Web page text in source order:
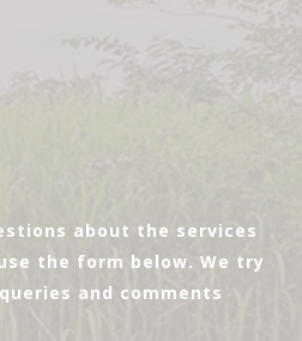
about the services
the form below. We try
and comments